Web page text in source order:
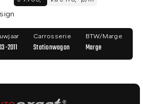
2011
Carrosserie
Stationwagon
BTW/Marge
Marge